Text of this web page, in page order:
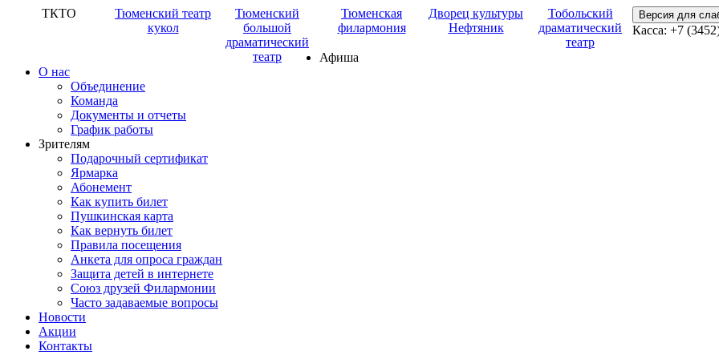
ТКТО
Тюменский театр
кукол
Тюменский
большой
драматический
театр
Тюменская
филармония
Дворец культуры
Нефтяник
Тобольский
драматический
театр
Версия для
Касса: +7
Афиша
О нас
Объединение
Команда
Документы и отчеты
График работы
Зрителям
Подарочный сертификат
Ярмарка
Абонемент
Как купить билет
Пушкинская карта
Как вернуть билет
Правила посещения
Анкета для опроса граждан
Защита детей в интернете
Союз друзей Филармонии
Часто задаваемые вопросы
Новости
Акции
Контакты